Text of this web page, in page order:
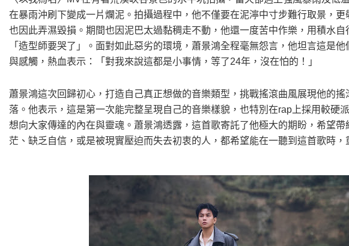
在暴雨沖刷下變成一片爛泥。拍攝過程中，他不僅要在泥濘中寸步難行取景，
也因此弄濕毀損。期間也因泥巴太過黏稠走不動，他還一度苦中作樂，用積水
「造型師要哭了」。面對如此惡劣的環境，蕭景鴻全程毫無怨言，他坦言這是
與感觸，熱血表示：「對我來說這都是小事情，等了24年，沒在怕的！」
蕭景鴻這次回歸初心，打造自己真正想做的音樂類型，挑戰搖滾曲風展現他的
落。他表示，這是第一次能完整呈現自己的音樂樣貌，也特別在rap上採用較硬
想向大家傳達的內在與靈魂。蕭景鴻透露，這首歌寄託了他極大的期盼，希望
茫、缺乏自信，或是被現實壓迫而失去初衷的人，都希望能在一聽到這首歌時，